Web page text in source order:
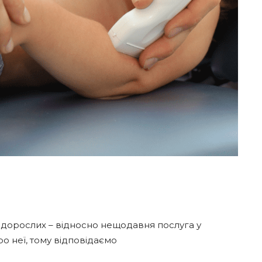
дорослих – відносно нещодавня послуга у
неї, тому відповідаємо